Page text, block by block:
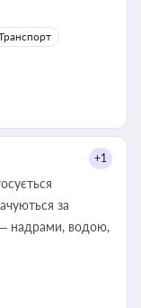
+1
за
надрами, водою,